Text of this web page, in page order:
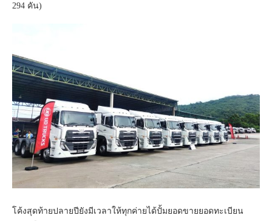
294 คัน)
โค้งสุดท้ายปลายปียังมีเวลาให้ทุกค่ายได้ปั้มยอดขายยอดทะเบียน